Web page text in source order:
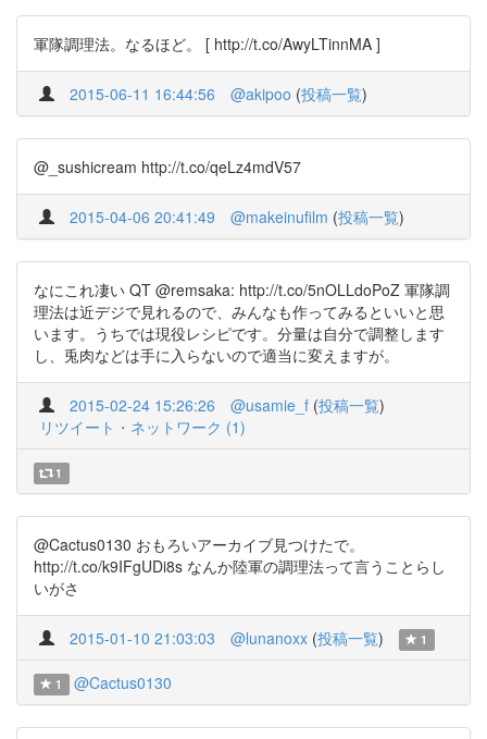
軍隊調理法。なるほど。 [ http://t.co/AwyLTinnMA ]
2015-06-11 16:44:56 @akipoo (投稿一覧)
@_sushicream http://t.co/qeLz4mdV57
2015-04-06 20:41:49 @makeinufilm (投稿一覧)
なにこれ凄い QT @remsaka: http://t.co/5nOLLdoPoZ 軍隊調
理法は近デジで見れるので、みんなも作ってみるといいと思
います。うちでは現役レシピです。分量は自分で調整します
し、兎肉などは手に入らないので適当に変えますが。
2015-02-24 15:26:26 @usamie_f (投稿一覧)
リツイート・ネットワーク (1)
1
@Cactus0130 おもろいアーカイブ見つけたで。
http://t.co/k9IFgUDi8s なんか陸軍の調理法って言うことらし
いがさ
2015-01-10 21:03:03 @lunanoxx (投稿一覧) 1
1 @Cactus0130